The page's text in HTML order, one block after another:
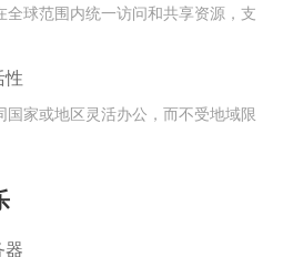
全球范围内统一访问和共享资源，支
性
国家或地区灵活办公，而不受地域限
器